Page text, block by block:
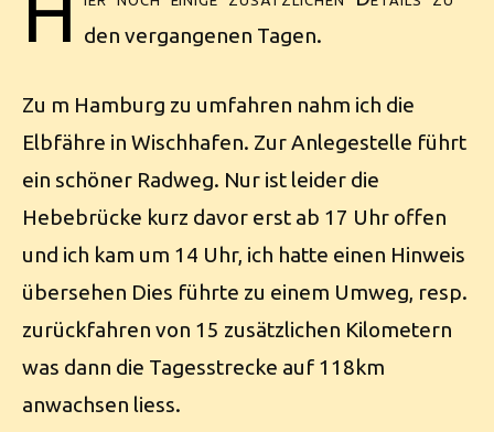
den vergangenen Tagen.
Zu m Hamburg zu umfahren nahm ich die
Elbfähre in Wischhafen. Zur Anlegestelle führt
ein schöner Radweg. Nur ist leider die
Hebebrücke kurz davor erst ab 17 Uhr offen
und ich kam um 14 Uhr, ich hatte einen Hinweis
übersehen Dies führte zu einem Umweg, resp.
zurückfahren von 15 zusätzlichen Kilometern
was dann die Tagesstrecke auf 118km
anwachsen liess.